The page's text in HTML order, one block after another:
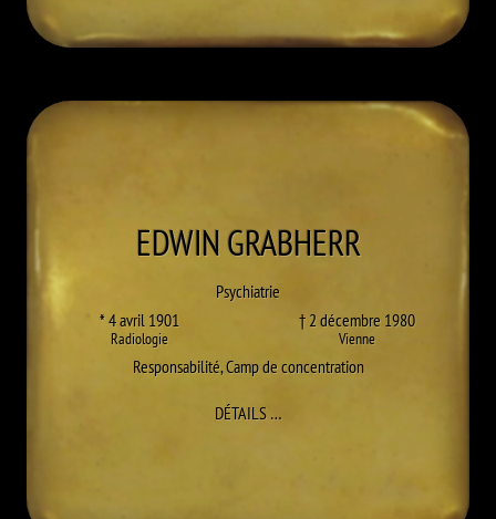
EDWINGRABHERR
Psychiatrie
* 4 avril 1901
Radiologie
† 2 décembre 1980
Vienne
Responsabilité,Camp de concentration
DÉTAILS…À EDWIN GRABHERR